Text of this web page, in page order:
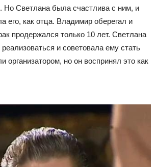
Но Светлана была счастлива с ним, и
его, как отца. Владимир оберегал и
продержался только 10 лет. Светлана
и советовала ему стать
организатором, но он воспринял это как